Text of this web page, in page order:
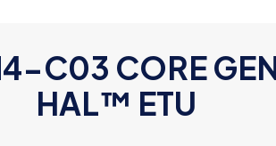
C03 CORE
HAL™ ETU